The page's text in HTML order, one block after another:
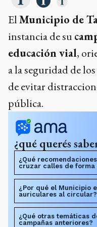
ElMunicipio de
instancia de su
educación vial,
a la seguridad de
de evitar
pública.
¿qué querés
¿Qué
cruzar calles de forma
¿Por qué el Municipio
auriculares al circular?
¿Qué otras temáticas
campañas anteriores?